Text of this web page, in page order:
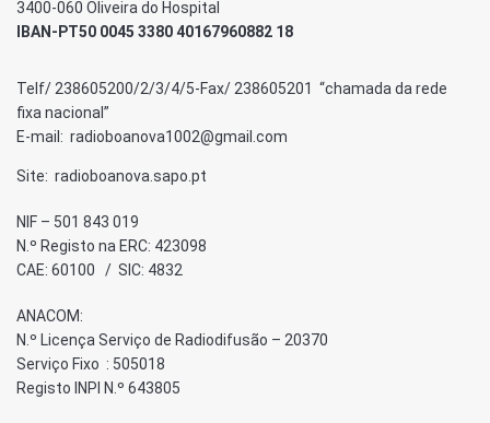
3400-060 Oliveira do Hospital
IBAN-PT50 0045 3380 40167960882 18
Telf/ 238605200/2/3/4/5-Fax/ 238605201 “chamada da rede
fixa nacional”
E-mail: radioboanova1002@gmail.com
Site: radioboanova.sapo.pt
NIF – 501 843 019
N.º Registo na ERC: 423098
CAE: 60100 / SIC: 4832
ANACOM:
N.º Licença Serviço de Radiodifusão – 20370
Serviço Fixo : 505018
Registo INPI N.º 643805